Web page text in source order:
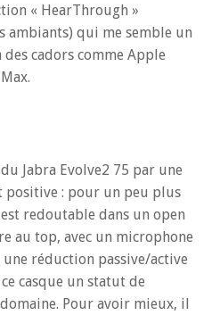
« HearThrough »
qui me semble un
cadors comme Apple
Jabra Evolve2 75 par une
positive : pour un peu plus
redoutable dans un open
au top, avec un microphone
réduction passive/active
casque un statut de
Pour avoir mieux, il